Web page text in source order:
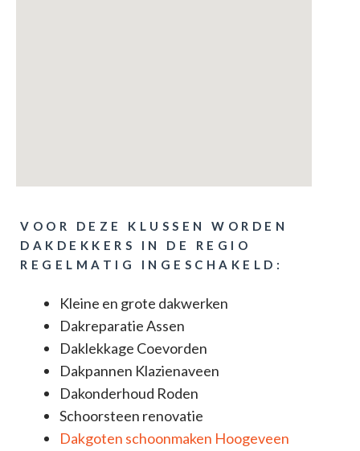
VOOR DEZE KLUSSEN WORDEN
DAKDEKKERS IN DE REGIO
REGELMATIG INGESCHAKELD:
Kleine en grote dakwerken
Dakreparatie Assen
Daklekkage Coevorden
Dakpannen Klazienaveen
Dakonderhoud Roden
Schoorsteen renovatie
Dakgoten schoonmaken Hoogeveen